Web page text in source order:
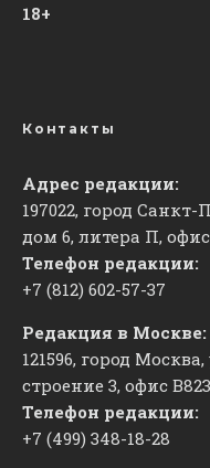
18+
Контакты
Адрес редакции:
197022, город
дом 6, литера П, офис
Телефон редакции:
+7 (812) 602-57-37
Редакция в Москве:
121596, город
строение 3, офис ​В823
Телефон редакции:
+7 (499) 348-18-28